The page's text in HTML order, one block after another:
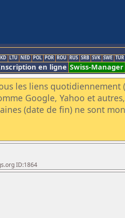
LTU NED POL POR ROU RUS SRB SVK SWE TUR
en ligne Swiss-Manager
les liens quotidiennement
Google, Yahoo et
(date de fin) ne sont
ID:1864